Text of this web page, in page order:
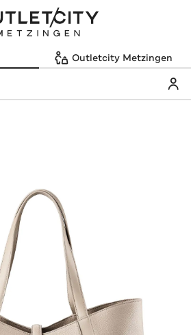
Outletcity Metzingen